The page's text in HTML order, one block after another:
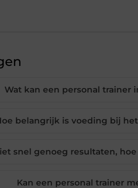
Wat kan een personal trainer
belangrijk is voeding bij
snel genoeg resultaten,
Kan een personal trainer